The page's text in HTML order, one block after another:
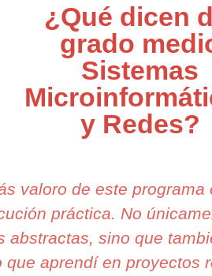
¿Qué dicen
grado
Sistemas
y Redes?
valoro de este
práctica. No
abstractas, sino que
que aprendí en proyectos